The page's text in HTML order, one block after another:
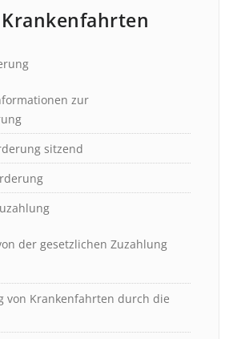
zur
sitzend
der gesetzlichen Zuzahlung
von Krankenfahrten durch die